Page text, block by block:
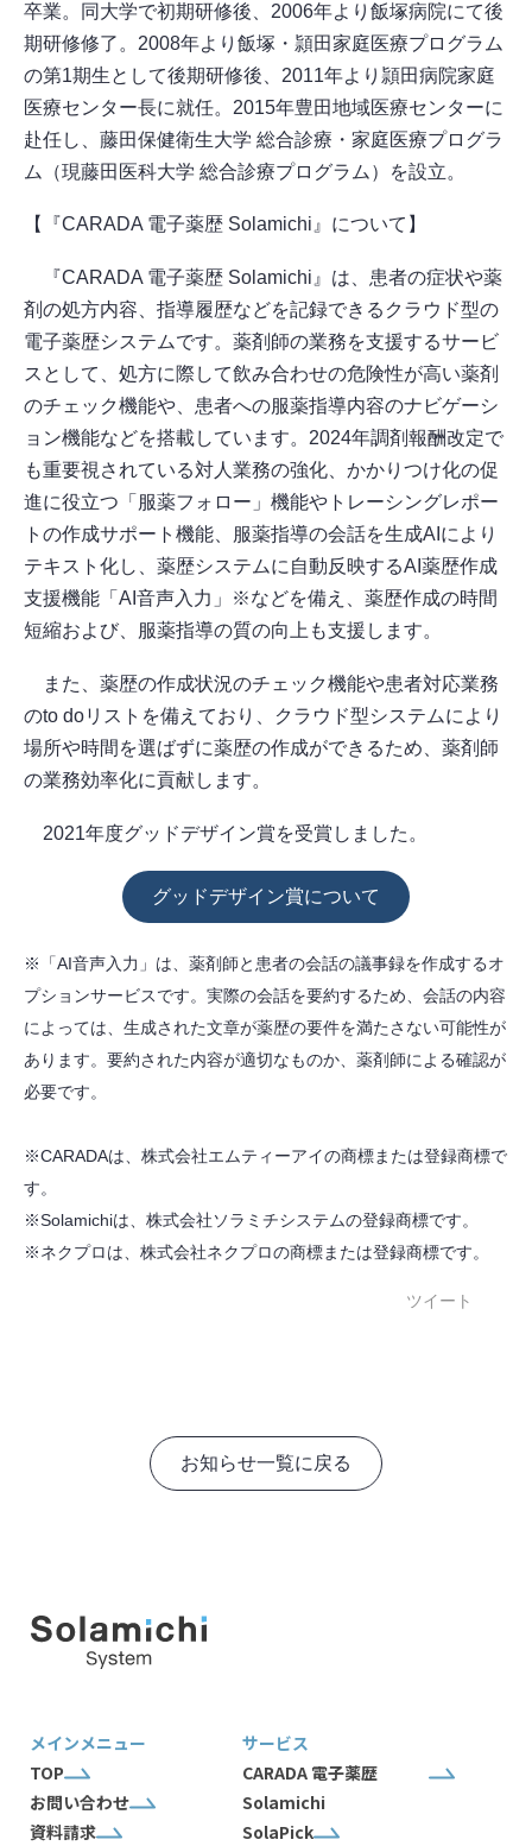
卒業。同大学で初期研修後、2006年より飯塚病院にて後
期研修修了。2008年より飯塚・頴田家庭医療プログラム
の第1期生として後期研修後、2011年より頴田病院家庭
医療センター長に就任。2015年豊田地域医療センターに
赴任し、藤田保健衛生大学 総合診療・家庭医療プログラ
ム（現藤田医科大学 総合診療プログラム）を設立。
【『CARADA 電子薬歴 Solamichi』について】
『CARADA 電子薬歴 Solamichi』は、患者の症状や薬
剤の処方内容、指導履歴などを記録できるクラウド型の
電子薬歴システムです。薬剤師の業務を支援するサービ
スとして、処方に際して飲み合わせの危険性が高い薬剤
のチェック機能や、患者への服薬指導内容のナビゲーシ
ョン機能などを搭載しています。2024年調剤報酬改定で
も重要視されている対人業務の強化、かかりつけ化の促
進に役立つ「服薬フォロー」機能やトレーシングレポー
トの作成サポート機能、服薬指導の会話を生成AIにより
テキスト化し、薬歴システムに自動反映するAI薬歴作成
支援機能「AI音声入力」※などを備え、薬歴作成の時間
短縮および、服薬指導の質の向上も支援します。
また、薬歴の作成状況のチェック機能や患者対応業務
のto doリストを備えており、クラウド型システムにより
場所や時間を選ばずに薬歴の作成ができるため、薬剤師
の業務効率化に貢献します。
2021年度グッドデザイン賞を受賞しました。
グッドデザイン賞について
※「AI音声入力」は、薬剤師と患者の会話の議事録を作成するオ
プションサービスです。実際の会話を要約するため、会話の内容
によっては、生成された文章が薬歴の要件を満たさない可能性が
あります。要約された内容が適切なものか、薬剤師による確認が
必要です。
※CARADAは、株式会社エムティーアイの商標または登録商標で
す。
※Solamichiは、株式会社ソラミチシステムの登録商標です。
※ネクプロは、株式会社ネクプロの商標または登録商標です。
ツイート
お知らせ一覧に戻る
メインメニュー
TOP
お問い合わせ
資料請求
サービス
CARADA 電子薬歴
Solamichi
SolaPick